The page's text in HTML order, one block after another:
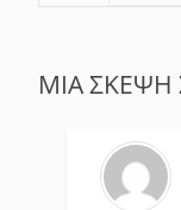
ΜΙΑ ΣΚΈΨΗ